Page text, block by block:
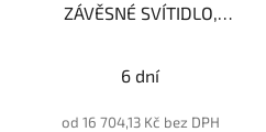
ZÁVĚSNÉ SVÍTIDLO,
Stmívání pomocí
6 dní
od 16 704,13 Kč bez DPH